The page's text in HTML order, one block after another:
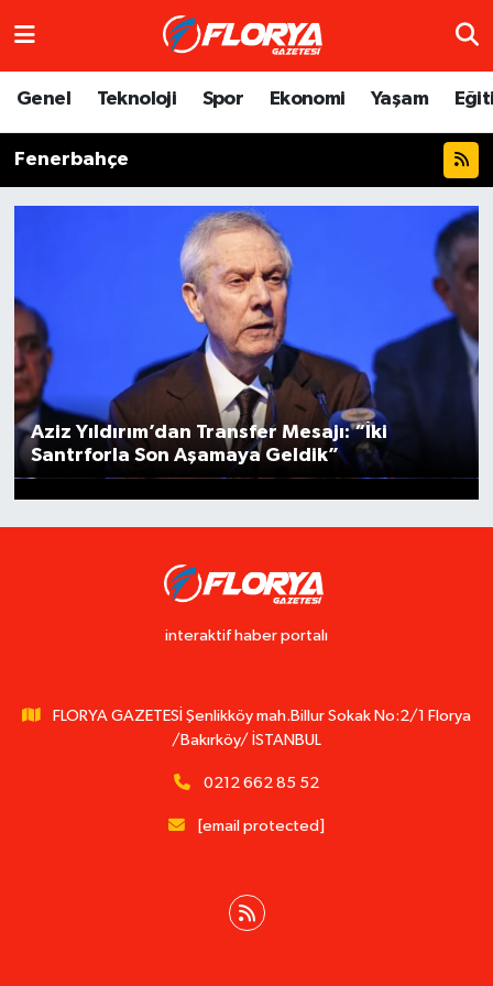
Genel Teknoloji Spor Ekonomi Yaşam
Fenerbahçe
Aziz Yıldırım’dan Transfer Mesajı: “İki
Santrforla Son Aşamaya Geldik”
interaktif haber portalı
FLORYA GAZETESİ Şenlikköy mah.Billur Sokak No:2/1 Florya
/Bakırköy/ İSTANBUL
0212 662 85 52
[email protected]
Trafik Durumu
Tüm Manşetler
Son Dakika Haberleri
Haber Arşivi